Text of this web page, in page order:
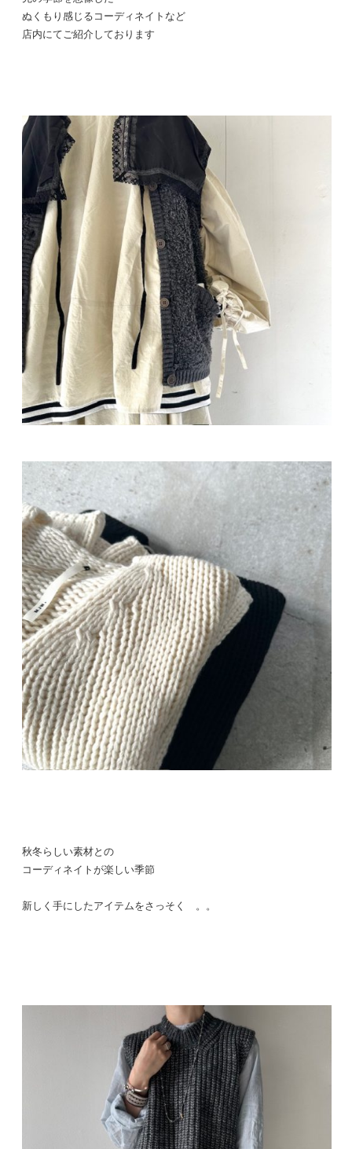
ぬくもり感じるコーディネイトなど
店内にてご紹介しております
秋冬らしい素材との
コーディネイトが楽しい季節
新しく手にしたアイテムをさっそく 。。